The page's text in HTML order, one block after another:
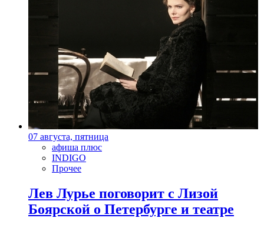
07 августа, пятница
афиша плюс
INDIGO
Прочее
Лев Лурье поговорит с Лизой
Боярской о Петербурге и театре